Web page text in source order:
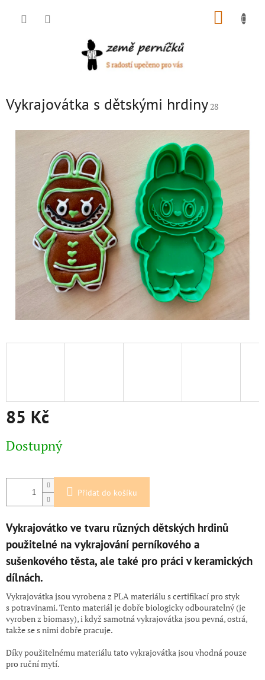
Vykrajovátka s dětskými hrdiny28
85 Kč
cena:
Dostupný
Přidat do košíku
Vykrajovátko ve tvaru různých dětských hrdinů
použitelné na vykrajování perníkového a
sušenkového těsta, ale také pro práci v keramických
dílnách.
Vykrajovátka jsou vyrobena z PLA materiálu s certifikací pro styk
s potravinami. Tento materiál je dobře biologicky odbouratelný (je
vyroben z biomasy), i když samotná vykrajovátka jsou pevná, ostrá,
takže se s nimi dobře pracuje.
Díky použitelnému materiálu tato vykrajovátka jsou vhodná pouze
pro ruční mytí.